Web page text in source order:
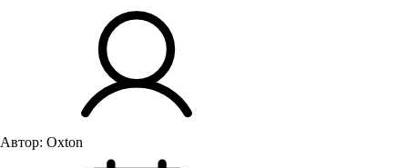
Автор: Oxton